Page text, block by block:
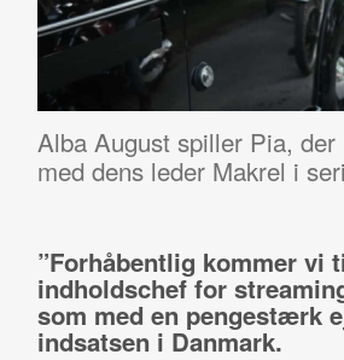
Alba August spiller Pia,
med dens leder Makrel i
”Forhåbentlig kommer vi
indholdschef for
som med en pengestærk
indsatsen i Danmark.